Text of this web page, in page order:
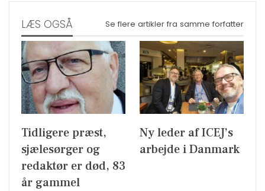
LÆS OGSÅ Se flere artikler fra samme forfatter
Tidligere præst,
sjælesørger og
redaktør er død, 83
år gammel
Ny leder af ICEJ’s
arbejde i Danmark